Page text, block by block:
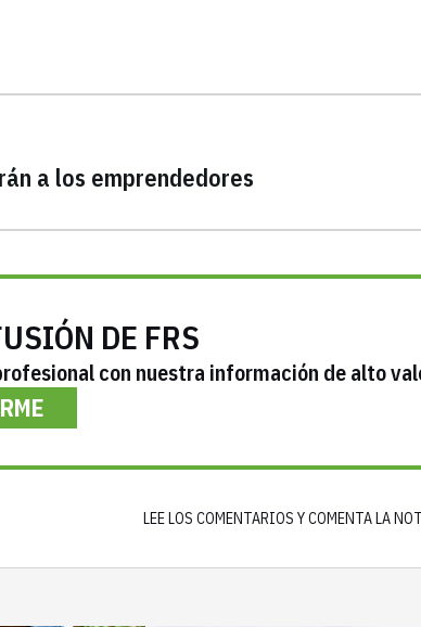
a los emprendedores
DE FRS
con nuestra información de alto
LEE LOS COMENTARIOS Y COMENTA LA